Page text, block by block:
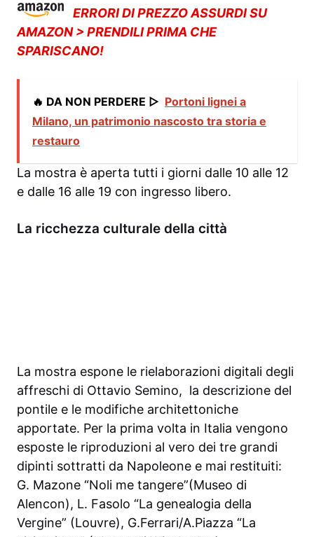
ERRORI DI PREZZO ASSURDI SU
AMAZON > PRENDILI PRIMA CHE
SPARISCANO!
🔥 DA NON PERDERE ▷ Portoni lignei a
Milano, un patrimonio nascosto tra storia e
restauro
La mostra è aperta tutti i giorni dalle 10 alle 12
e dalle 16 alle 19 con ingresso libero.
La ricchezza culturale della città
La mostra espone le rielaborazioni digitali degli
affreschi di Ottavio Semino, la descrizione del
pontile e le modifiche architettoniche
apportate. Per la prima volta in Italia vengono
esposte le riproduzioni al vero dei tre grandi
dipinti sottratti da Napoleone e mai restituiti:
G. Mazone “Noli me tangere”(Museo di
Alencon), L. Fasolo “La genealogia della
Vergine” (Louvre), G.Ferrari/A.Piazza “La